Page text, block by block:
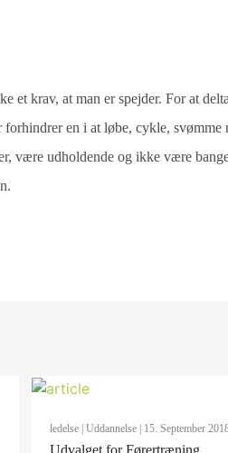
et krav, at man er spejder. For at
en i at løbe, cykle, svømme
være udholdende og ikke være
ledelse |Uddannelse | 15. September
Udvalget for Førertræning